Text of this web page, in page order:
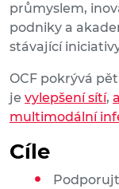
průmyslem,
podniky a
stávající
OCF pokrývá
je vylepšení sítí,
multimodální
Cíle